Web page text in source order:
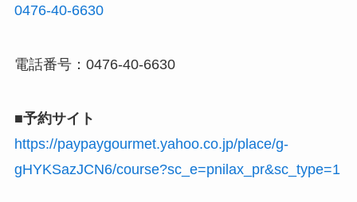
0476-40-6630
電話番号：0476-40-6630
■予約サイト
https://paypaygourmet.yahoo.co.jp/place/g-
gHYKSazJCN6/course?sc_e=pnilax_pr&sc_type=1